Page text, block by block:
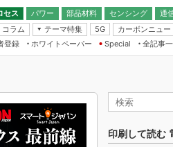
セス パワー 部品材料 センシング
通
無線
コラム
テーマ特集
）
5G カーボンニュー
IoT・エッジコンピューティ
EXPO
EdgeTech＋
TECHNO-FRONTIER
登録 ホワイトペーパー
Special
全記事
印刷して読む